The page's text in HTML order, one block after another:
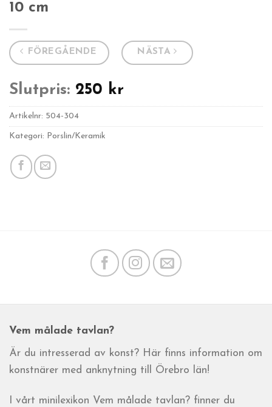
10 cm
FÖREGÅENDE NÄSTA
Slutpris: 250 kr
Artikelnr: 504-304
Kategori: Porslin/Keramik
Vem målade tavlan?
Är du intresserad av konst? Här finns information om
konstnärer med anknytning till Örebro län!
I vårt minilexikon Vem målade tavlan? finner du